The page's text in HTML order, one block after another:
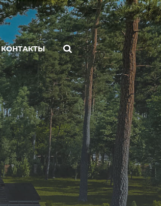
КОНТАКТЫ